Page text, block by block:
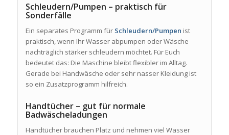
Schleudern/Pumpen – praktisch für
Sonderfälle
Ein separates Programm für Schleudern/Pumpen ist
praktisch, wenn Ihr Wasser abpumpen oder Wäsche
nachträglich stärker schleudern möchtet. Für Euch
bedeutet das: Die Maschine bleibt flexibler im Alltag.
Gerade bei Handwäsche oder sehr nasser Kleidung ist
so ein Zusatzprogramm hilfreich.
Handtücher – gut für normale
Badwäscheladungen
Handtücher brauchen Platz und nehmen viel Wasser